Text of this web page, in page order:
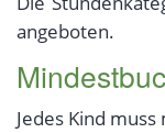
angeboten.
Jedes Kind